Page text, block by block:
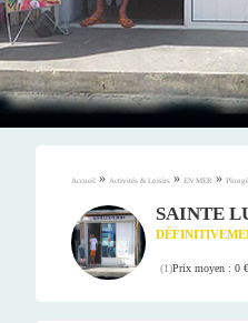
Accueil » Activités & Loisirs » EN MER »
SAINTE
(1)Prix moyen : 0 €